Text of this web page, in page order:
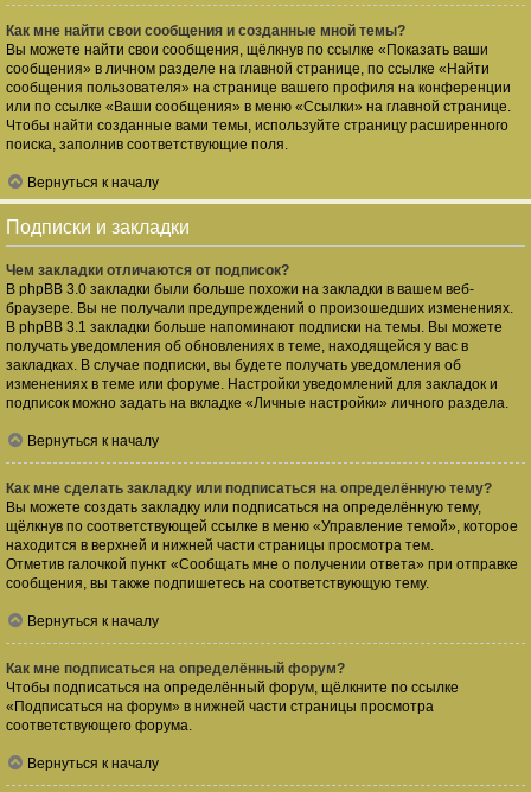
Как мне найти свои сообщения и созданные мной темы?
Вы можете найти свои сообщения, щёлкнув по ссылке «Показать ваши
сообщения» в личном разделе на главной странице, по ссылке «Найти
сообщения пользователя» на странице вашего профиля на конференции
или по ссылке «Ваши сообщения» в меню «Ссылки» на главной странице.
Чтобы найти созданные вами темы, используйте страницу расширенного
поиска, заполнив соответствующие поля.
Вернуться к началу
Подписки и закладки
Чем закладки отличаются от подписок?
В phpBB 3.0 закладки были больше похожи на закладки в вашем веб-
браузере. Вы не получали предупреждений о произошедших изменениях.
В phpBB 3.1 закладки больше напоминают подписки на темы. Вы можете
получать уведомления об обновлениях в теме, находящейся у вас в
закладках. В случае подписки, вы будете получать уведомления об
изменениях в теме или форуме. Настройки уведомлений для закладок и
подписок можно задать на вкладке «Личные настройки» личного раздела.
Вернуться к началу
Как мне сделать закладку или подписаться на определённую тему?
Вы можете создать закладку или подписаться на определённую тему,
щёлкнув по соответствующей ссылке в меню «Управление темой», которое
находится в верхней и нижней части страницы просмотра тем.
Отметив галочкой пункт «Сообщать мне о получении ответа» при отправке
сообщения, вы также подпишетесь на соответствующую тему.
Вернуться к началу
Как мне подписаться на определённый форум?
Чтобы подписаться на определённый форум, щёлкните по ссылке
«Подписаться на форум» в нижней части страницы просмотра
соответствующего форума.
Вернуться к началу